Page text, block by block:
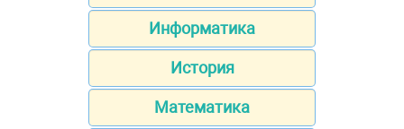
Информатика
История
Математика